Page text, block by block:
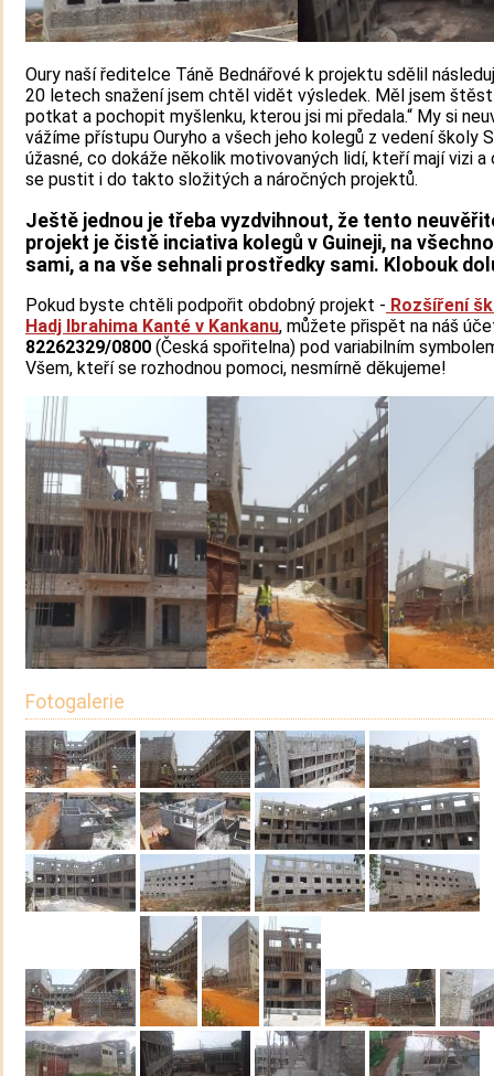
Oury naší ředitelce Táně Bednářové k projektu sdělil
20 letech snažení jsem chtěl vidět výsledek. Měl jsem
potkat a pochopit myšlenku, kterou jsi mi předala.“ My si
vážíme přístupu Ouryho a všech jeho kolegů z vedení školy
úžasné, co dokáže několik motivovaných lidí, kteří mají vizi a
se pustit i do takto složitých a náročných projektů.
Ještě jednou je třeba vyzdvihnout, že tento
projekt je čistě inciativa kolegů v Guineji, na
sami, a na vše sehnali prostředky sami. Klobouk
Pokud byste chtěli podpořit obdobný projekt - Rozšíření
Hadj Ibrahima Kanté v Kankanu, můžete přispět na náš
82262329/0800 (Česká spořitelna) pod variabilním
Všem, kteří se rozhodnou pomoci, nesmírně děkujeme!
Fotogalerie